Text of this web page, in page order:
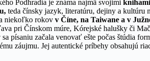
Podhradia je známa najmä svojimi
teda čínsky jazyk, literatúru, dejiny a kultúru
niekoľko rokov v Číne, na Taiwane a v
pri Čínskom múre, Kórejské halušky či
písaniu začala venovať ešte počas štúdia
záujmu. Jej autentické príbehy obsahujú